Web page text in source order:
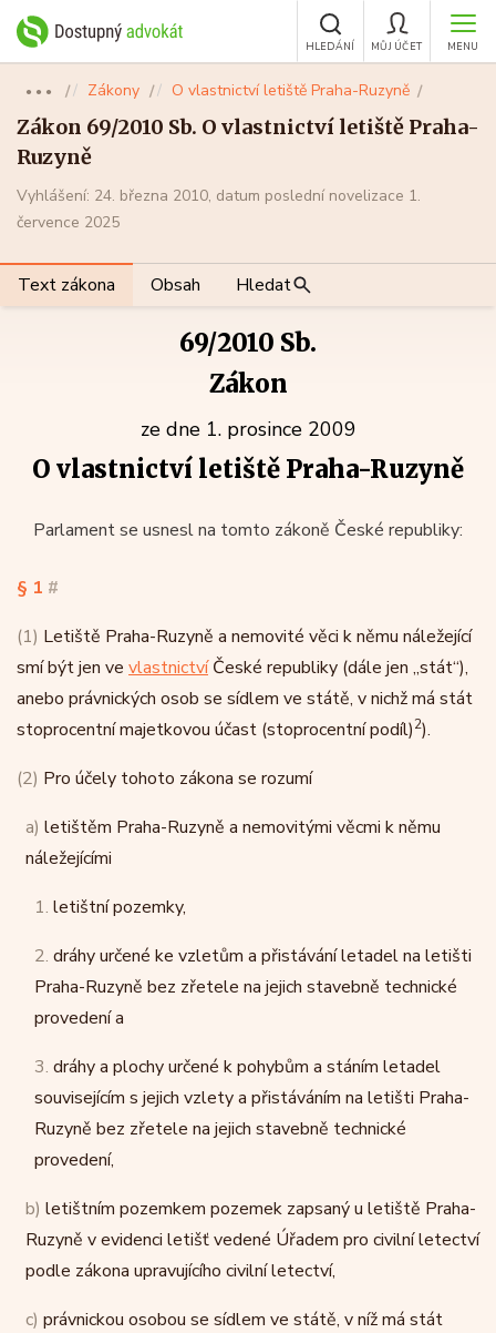
MENU
MŮJ ÚČET
HLEDÁNÍ
●●● Zákony O vlastnictví letiště Praha-Ruzyně
Zákon 69/2010 Sb. O vlastnictví letiště Praha-
Ruzyně
Vyhlášení: 24. března 2010, datum poslední novelizace 1.
července 2025
Text zákona Obsah Hledat
69/2010 Sb.
Zákon
ze dne 1. prosince 2009
O vlastnictví letiště Praha-Ruzyně
Parlament se usnesl na tomto zákoně České republiky:
§ 1 #
(1) Letiště Praha-Ruzyně a nemovité věci k němu náležející
smí být jen ve vlastnictvíČeské republiky (dále jen „stát“),
anebo právnických osob se sídlem ve státě, v nichž má stát
stoprocentní majetkovou účast (stoprocentní podíl)2).
(2) Pro účely tohoto zákona se rozumí
a) letištěm Praha-Ruzyně a nemovitými věcmi k němu
náležejícími
1. letištní pozemky,
2. dráhy určené ke vzletům a přistávání letadel na letišti
Praha-Ruzyně bez zřetele na jejich stavebně technické
provedení a
3. dráhy a plochy určené k pohybům a stáním letadel
souvisejícím s jejich vzlety a přistáváním na letišti Praha-
Ruzyně bez zřetele na jejich stavebně technické
provedení,
b) letištním pozemkem pozemek zapsaný u letiště Praha-
Ruzyně v evidenci letišť vedené Úřadem pro civilní letectví
podle zákona upravujícího civilní letectví,
c) právnickou osobou se sídlem ve státě, v níž má stát